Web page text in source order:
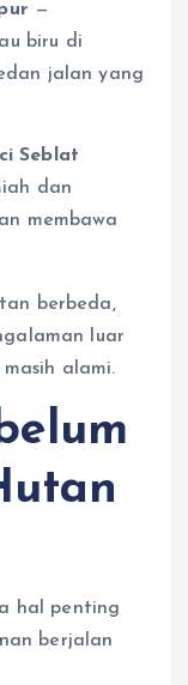
—
biru di
jalan yang
Seblat
dan
membawa
berbeda,
luar
alami.
hal penting
berjalan